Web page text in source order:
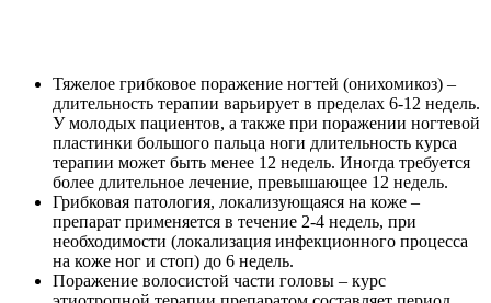
Тяжелое грибковое поражение ногтей (онихомикоз) –
длительность терапии варьирует в пределах 6-12 недель.
У молодых пациентов, а также при поражении ногтевой
пластинки большого пальца ноги длительность курса
терапии может быть менее 12 недель. Иногда требуется
более длительное лечение, превышающее 12 недель.
Грибковая патология, локализующаяся на коже –
препарат применяется в течение 2-4 недель, при
необходимости (локализация инфекционного процесса
на коже ног и стоп) до 6 недель.
Поражение волосистой части головы – курс